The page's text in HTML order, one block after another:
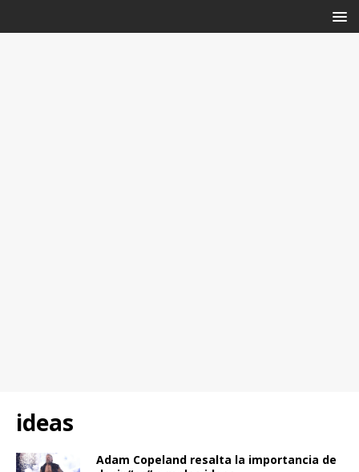
ideas
Adam Copeland resalta la importancia de